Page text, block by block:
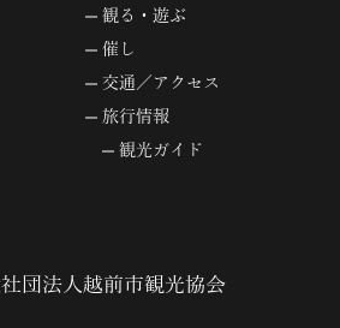
観る・遊ぶ
催し
交通／アクセス
旅行情報
観光ガイド
団法人越前市観光協会